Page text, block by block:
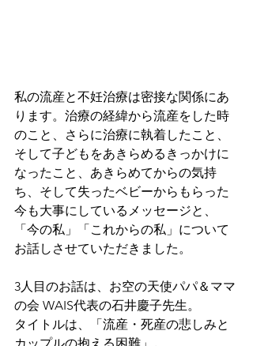
私の流産と不妊治療は密接な関係にあ
ります。治療の経緯から流産をした時
のこと、さらに治療に執着したこと、
そして子どもをあきらめるきっかけに
なったこと、あきらめてからの気持
ち、そして失ったベビーからもらった
今も大事にしているメッセージと、
「今の私」「これからの私」について
お話しさせていただきました。
3人目のお話は、お空の天使パパ＆ママ
の会 WAIS代表の石井慶子先生。
タイトルは、「流産・死産の悲しみと